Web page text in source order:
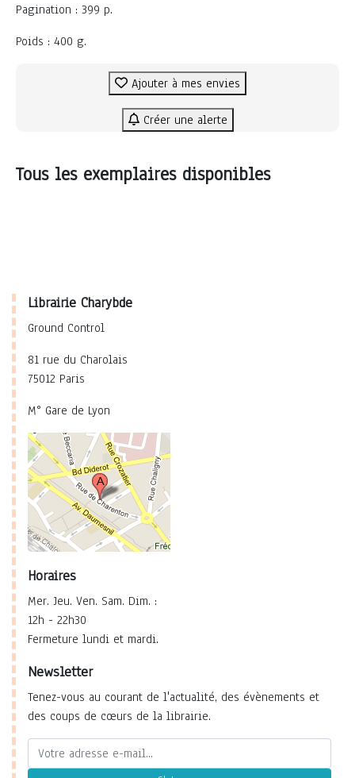
Pagination : 399 p.
Poids : 400 g.
Ajouter à mes envies
Créer une alerte
Tous les exemplaires disponibles
Librairie Charybde
Ground Control
81 rue du Charolais
75012 Paris
M° Gare de Lyon
Horaires
Mer. Jeu. Ven. Sam. Dim. :
12h - 22h30
Fermeture lundi et mardi.
Newsletter
Tenez-vous au courant de l'actualité, des évènements et
des coups de cœurs de la librairie.